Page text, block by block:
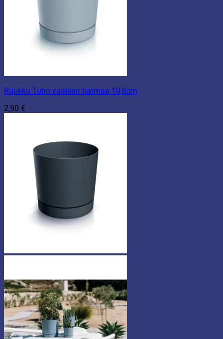
Ruukku Tubo vaalean harmaa 10,8cm
2,90 €